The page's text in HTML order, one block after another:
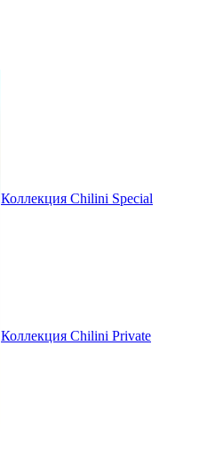
Коллекция Chilini Special
Коллекция Chilini Private